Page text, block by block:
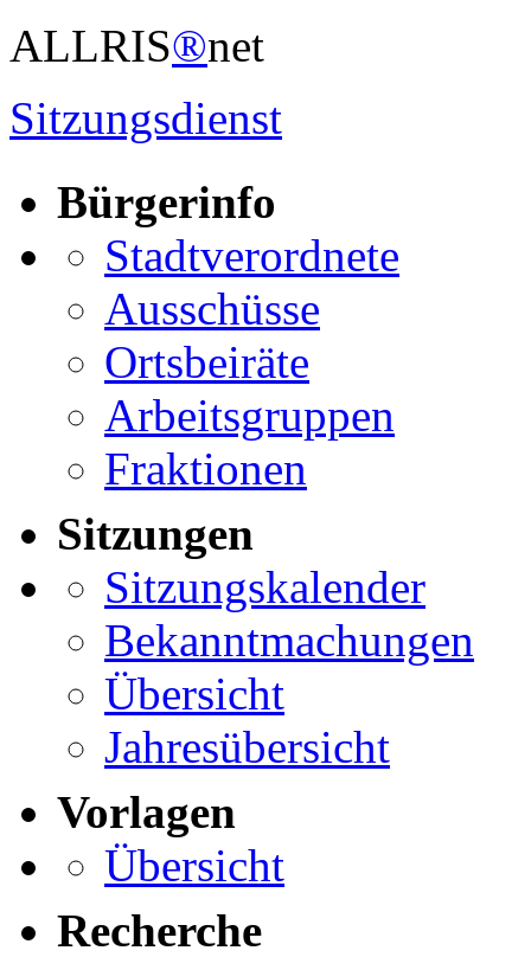
ALLRIS®net
Sitzungsdienst
Bürgerinfo
Stadtverordnete
Ausschüsse
Ortsbeiräte
Arbeitsgruppen
Fraktionen
Sitzungen
Sitzungskalender
Bekanntmachungen
Übersicht
Jahresübersicht
Vorlagen
Übersicht
Recherche